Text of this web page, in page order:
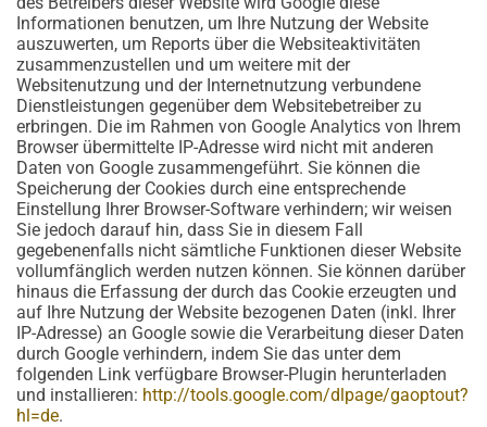
Informationen benutzen, um Ihre Nutzung der Website
auszuwerten, um Reports über die Websiteaktivitäten
zusammenzustellen und um weitere mit der
Websitenutzung und der Internetnutzung verbundene
Dienstleistungen gegenüber dem Websitebetreiber zu
erbringen. Die im Rahmen von Google Analytics von Ihrem
Browser übermittelte IP-Adresse wird nicht mit anderen
Daten von Google zusammengeführt. Sie können die
Speicherung der Cookies durch eine entsprechende
Einstellung Ihrer Browser-Software verhindern; wir weisen
Sie jedoch darauf hin, dass Sie in diesem Fall
gegebenenfalls nicht sämtliche Funktionen dieser Website
vollumfänglich werden nutzen können. Sie können darüber
hinaus die Erfassung der durch das Cookie erzeugten und
auf Ihre Nutzung der Website bezogenen Daten (inkl. Ihrer
IP-Adresse) an Google sowie die Verarbeitung dieser Daten
durch Google verhindern, indem Sie das unter dem
folgenden Link verfügbare Browser-Plugin herunterladen
und installieren: http://tools.google.com/dlpage/gaoptout?
hl=de.